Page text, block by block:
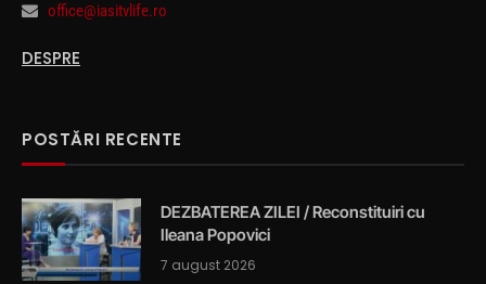
office@iasitvlife.ro
DESPRE
POSTĂRI RECENTE
DEZBATEREA ZILEI / Reconstituiri cu
Ileana Popovici
7 august 2026